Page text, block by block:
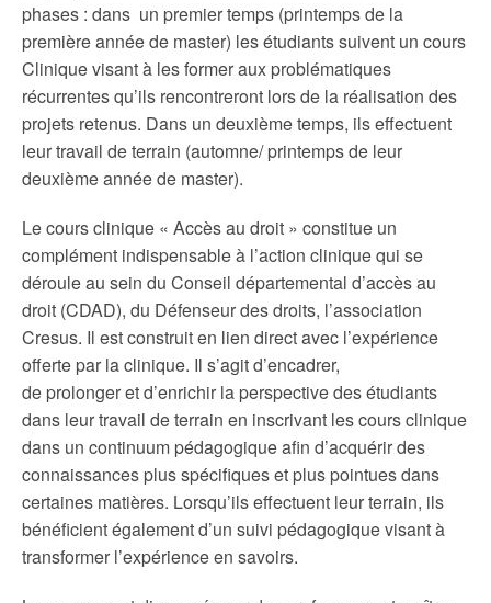
phases : dans un premier temps (printemps de la
première année de master) les étudiants suivent un cours
Clinique visant à les former aux problématiques
récurrentes qu’ils rencontreront lors de la réalisation des
projets retenus. Dans un deuxième temps, ils effectuent
leur travail de terrain (automne/ printemps de leur
deuxième année de master).
Le cours clinique « Accès au droit » constitue un
complément indispensable à l’action clinique qui se
déroule au sein du Conseil départemental d’accès au
droit (CDAD), du Défenseur des droits, l’association
Cresus. Il est construit en lien direct avec l’expérience
offerte par la clinique. Il s’agit d’encadrer,
de prolonger et d’enrichir la perspective des étudiants
dans leur travail de terrain en inscrivant les cours clinique
dans un continuum pédagogique afin d’acquérir des
connaissances plus spécifiques et plus pointues dans
certaines matières. Lorsqu’ils effectuent leur terrain, ils
bénéficient également d’un suivi pédagogique visant à
transformer l’expérience en savoirs.